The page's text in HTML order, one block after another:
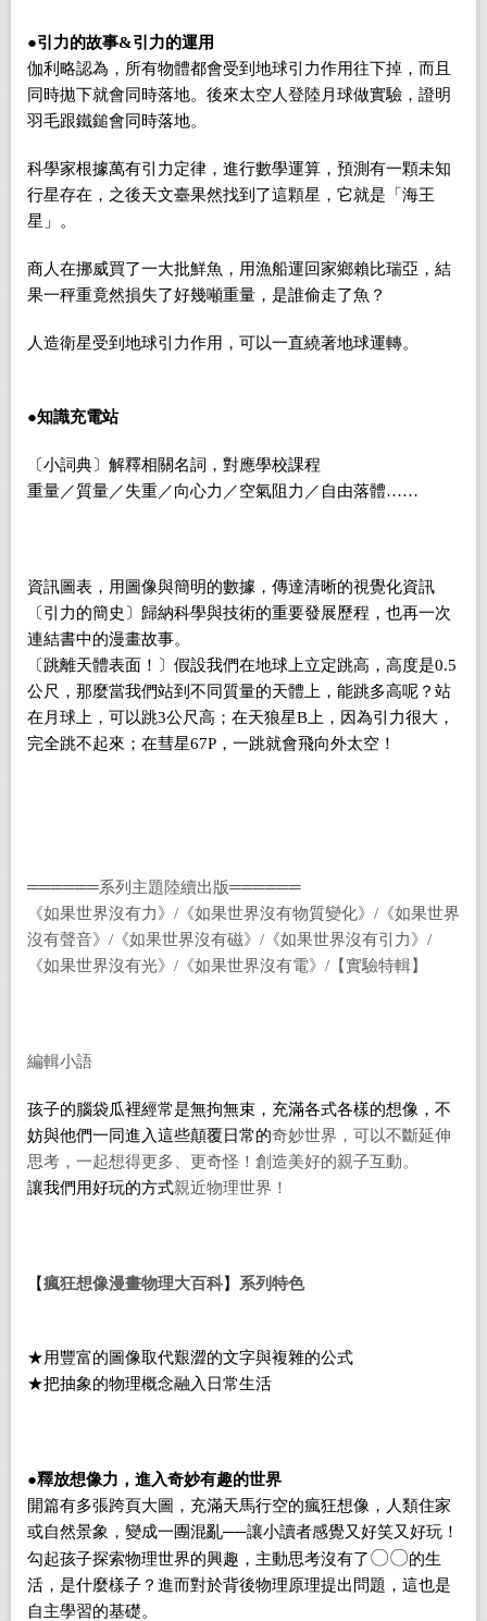
●引力的故事&引力的運用
伽利略認為，所有物體都會受到地球引力作用往下掉，而且
同時拋下就會同時落地。後來太空人登陸月球做實驗，證明
羽毛跟鐵鎚會同時落地。
科學家根據萬有引力定律，進行數學運算，預測有一顆未知
行星存在，之後天文臺果然找到了這顆星，它就是「海王
星」。
商人在挪威買了一大批鮮魚，用漁船運回家鄉賴比瑞亞，結
果一秤重竟然損失了好幾噸重量，是誰偷走了魚？
人造衛星受到地球引力作用，可以一直繞著地球運轉。
●知識充電站
〔小詞典〕 解釋相關名詞，對應學校課程
重量／質量／失重／向心力／空氣阻力／自由落體……
資訊圖表，用圖像與簡明的數據，傳達清晰的視覺化資訊
〔引力的簡史〕歸納科學與技術的重要發展歷程，也再一次
連結書中的漫畫故事。
〔跳離天體表面！〕假設我們在地球上立定跳高，高度是0.5
公尺，那麼當我們站到不同質量的天體上，能跳多高呢？站
在月球上，可以跳3公尺高；在天狼星B上，因為引力很大，
完全跳不起來；在彗星67P，一跳就會飛向外太空！
══════系列主題陸續出版══════
《如果世界沒有力》/《如果世界沒有物質變化》/《如果世界
沒有聲音》/《如果世界沒有磁》/《如果世界沒有引力》/
《如果世界沒有光》/《如果世界沒有電》/【實驗特輯】
編輯小語
孩子的腦袋瓜裡經常是無拘無束，充滿各式各樣的想像，不
妨與他們一同進入這些顛覆日常的奇妙世界，可以不斷延伸
思考，一起想得更多、更奇怪！創造美好的親子互動。
讓我們用好玩的方式親近物理世界！
【瘋狂想像漫畫物理大百科】 系列特色
★用豐富的圖像取代艱澀的文字與複雜的公式
★把抽象的物理概念融入日常生活
●釋放想像力，進入奇妙有趣的世界
開篇有多張跨頁大圖，充滿天馬行空的瘋狂想像，人類住家
或自然景象，變成一團混亂──讓小讀者感覺又好笑又好玩！
勾起孩子探索物理世界的興趣， 主動思考沒有了〇〇的生
活，是什麼樣子？ 進而對於背後物理原理提出問題，這也是
自主學習的基礎。